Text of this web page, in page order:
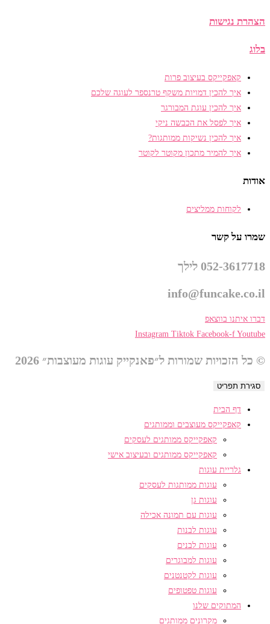
הצהרת נגישות
בלוג
קאפקייקס בעיצוב פרות
איך להכין דמויות משקף טרנספר לעוגה שלכם
איך להכין עוגת המבורגר
איך לפסל את הכבשה ניקי
איך להכין נשיקות ממותגות?
איך להמיר מתכון מקוטר לקוטר
אודות
לקוחות ממליצים
שמרו על קשר
052-3617718 לילך
info@funcake.co.il
דברו איתנו בווצאפ
Instagram Tiktok Facebook-f Youtube
© כל הזכויות שמורות ל״פאנקייק עוגות מעוצבות״ 2026
סגירת תפריט
דף הבית
קאפקייקס מעוצבים וממותגים
קאפקייקס ממותגים לעסקים
קאפקייקס ממותגים ובעיצוב אישי
גלריית עוגות
עוגות ממותגות לעסקים
עוגות גן
עוגות עם תמונה אכילה
עוגות לבנות
עוגות לבנים
עוגות למבוגרים
עוגות לקטנטנים
עוגות טפטופים
המתוקים שלנו
מקרונים ממותגים